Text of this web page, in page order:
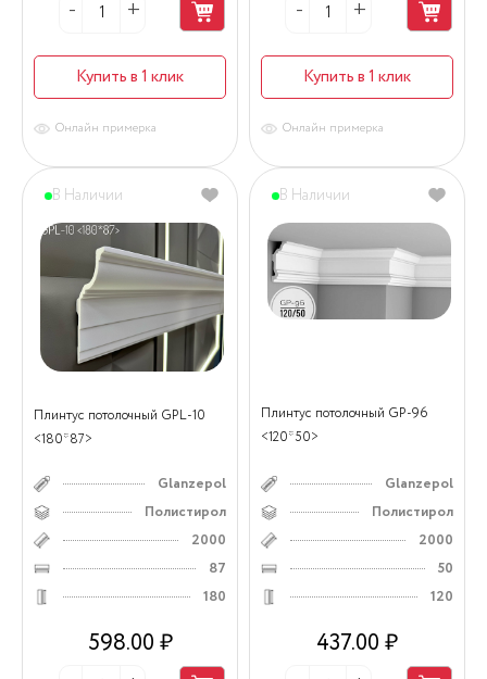
Купить в 1 клик
Онлайн примерка
Купить в 1 клик
Онлайн примерка
Плинтус потолочный GPL-10
<180*87>
Glanzepol
Полистирол
2000
87
180
598.00 ₽
В Наличии
Плинтус потолочный GP-96
<120*50>
Glanzepol
Полистирол
2000
50
120
437.00 ₽
В Наличии